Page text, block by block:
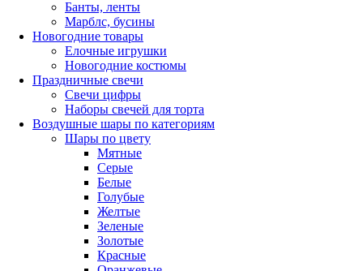
Банты, ленты
Марблс, бусины
Новогодние товары
Елочные игрушки
Новогодние костюмы
Праздничные свечи
Свечи цифры
Наборы свечей для торта
Воздушные шары по категориям
Шары по цвету
Мятные
Серые
Белые
Голубые
Желтые
Зеленые
Золотые
Красные